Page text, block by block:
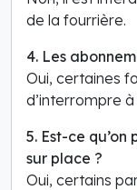
de la fourrière.
4. Les
Oui, certaines
d’interrompre
5. Est-ce
sur place ?
Oui, certains